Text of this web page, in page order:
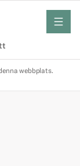
meny
webbplats.